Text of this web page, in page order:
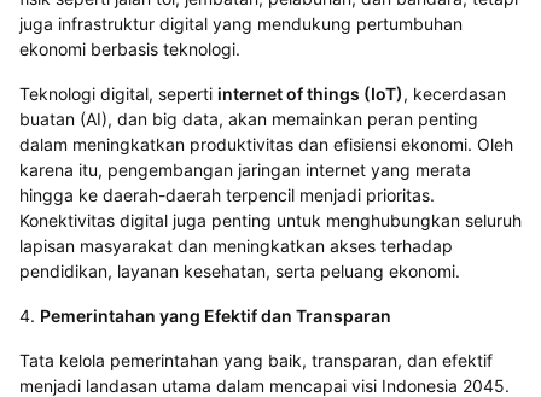
juga infrastruktur digital yang mendukung pertumbuhan
ekonomi berbasis teknologi.
Teknologi digital, seperti internet of things (IoT), kecerdasan
buatan (AI), dan big data, akan memainkan peran penting
dalam meningkatkan produktivitas dan efisiensi ekonomi. Oleh
karena itu, pengembangan jaringan internet yang merata
hingga ke daerah-daerah terpencil menjadi prioritas.
Konektivitas digital juga penting untuk menghubungkan seluruh
lapisan masyarakat dan meningkatkan akses terhadap
pendidikan, layanan kesehatan, serta peluang ekonomi.
4. Pemerintahan yang Efektif dan Transparan
Tata kelola pemerintahan yang baik, transparan, dan efektif
menjadi landasan utama dalam mencapai visi Indonesia 2045.